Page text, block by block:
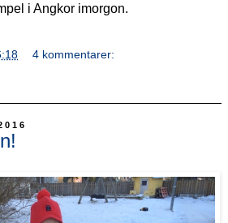
i Angkor imorgon.
4 kommentarer: